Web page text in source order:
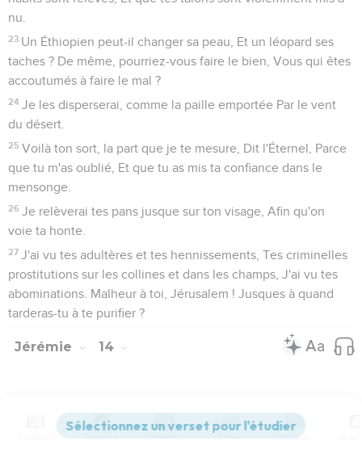
nu.
23 Un Éthiopien peut-il changer sa peau, Et un léopard ses
taches ? De même, pourriez-vous faire le bien, Vous qui êtes
accoutumés à faire le mal ?
24 Je les disperserai, comme la paille emportée Par le vent
du désert.
25 Voilà ton sort, la part que je te mesure, Dit l'Éternel, Parce
que tu m'as oublié, Et que tu as mis ta confiance dans le
mensonge.
26 Je relèverai tes pans jusque sur ton visage, Afin qu'on
voie ta honte.
27 J'ai vu tes adultères et tes hennissements, Tes criminelles
prostitutions sur les collines et dans les champs, J'ai vu tes
abominations. Malheur à toi, Jérusalem ! Jusques à quand
tarderas-tu à te purifier ?
Jérémie 14
Versions Commentaires Strong